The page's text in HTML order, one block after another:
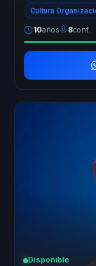
Cultura
10años 8conf.
Disponible